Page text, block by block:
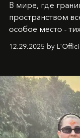
В мире, где
пространством
особое место -
вершины
глубинами
Ольга Потапова -
истины
человеческих
возрождения.
12.29.2025 by